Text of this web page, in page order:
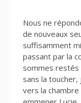
Nous ne
de nouveaux
suffisamment
passant par la
sommes restés
sans la
vers la